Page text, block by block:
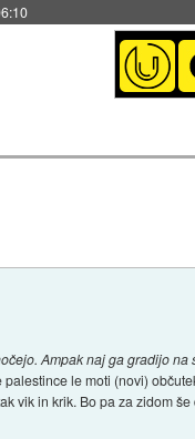
Ampak naj ga gradijo
le moti (novi)
vik in krik. Bo pa za zidom še